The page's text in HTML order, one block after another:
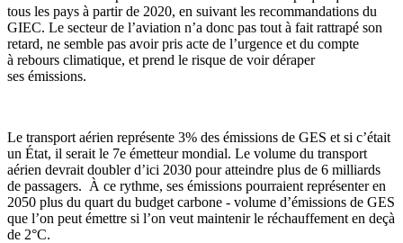
tous les pays à partir de 2020, en suivant les recommandations du
GIEC. Le secteur de l’aviation n’a donc pas tout à fait rattrapé son
retard, ne semble pas avoir pris acte de l’urgence et du compte
à rebours climatique, et prend le risque de voir déraper
ses émissions.
Le transport aérien représente 3% des émissions de GES et si c’était
un État, il serait le 7e émetteur mondial. Le volume du transport
aérien devrait doubler d’ici 2030 pour atteindre plus de 6 milliards
de passagers. À ce rythme, ses émissions pourraient représenter en
2050 plus du quart du budget carbone - volume d’émissions de GES
que l’on peut émettre si l’on veut maintenir le réchauffement en deçà
de 2°C.